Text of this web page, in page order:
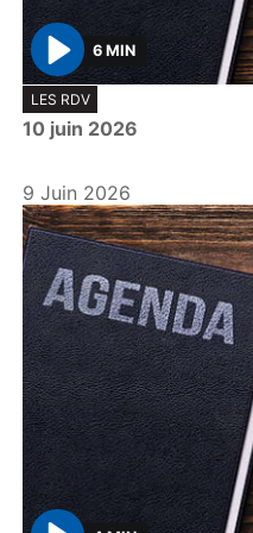
P
l
a
6 MIN
LES RDV
10 juin 2026
9 Juin 2026